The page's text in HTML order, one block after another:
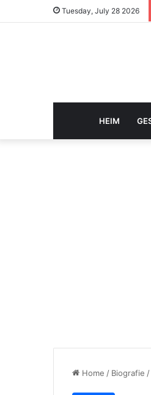
Tuesday, July 28 2026
HEIM
Home / Biografie /